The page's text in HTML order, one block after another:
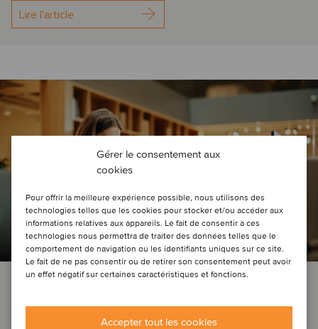
Gérer le consentement aux
cookies
Pour offrir la meilleure expérience possible, nous utilisons des
technologies telles que les cookies pour stocker et/ou accéder aux
informations relatives aux appareils. Le fait de consentir à ces
technologies nous permettra de traiter des données telles que le
comportement de navigation ou les identifiants uniques sur ce site.
Le fait de ne pas consentir ou de retirer son consentement peut avoir
un effet négatif sur certaines caractéristiques et fonctions.
Accepter tout les cookies
Lire l'article
DEAL NEWS AÉROSPATIAL, DÉFENSE ET SÉCURITÉ
AGRICULTURE